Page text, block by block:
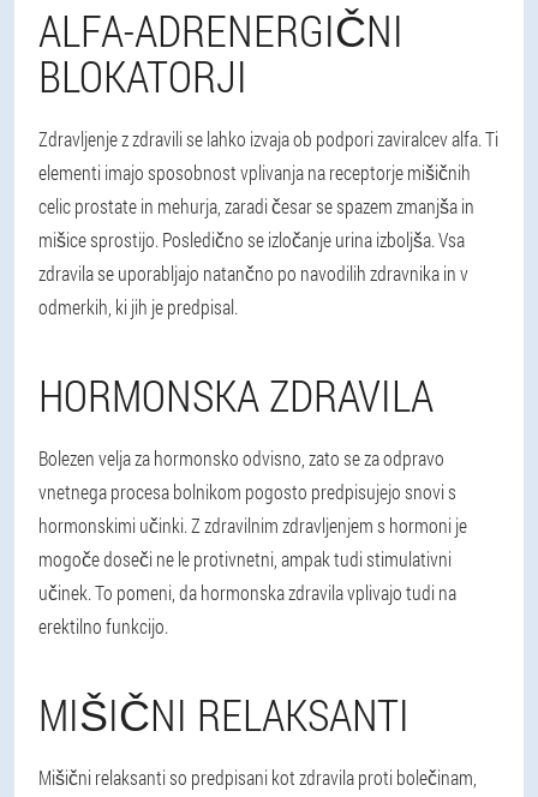
ALFA-ADRENERGIČNI
BLOKATORJI
Zdravljenje z zdravili se lahko izvaja ob podpori zaviralcev alfa. Ti
elementi imajo sposobnost vplivanja na receptorje mišičnih
celic prostate in mehurja, zaradi česar se spazem zmanjša in
mišice sprostijo. Posledično se izločanje urina izboljša. Vsa
zdravila se uporabljajo natančno po navodilih zdravnika in v
odmerkih, ki jih je predpisal.
HORMONSKA ZDRAVILA
Bolezen velja za hormonsko odvisno, zato se za odpravo
vnetnega procesa bolnikom pogosto predpisujejo snovi s
hormonskimi učinki. Z zdravilnim zdravljenjem s hormoni je
mogoče doseči ne le protivnetni, ampak tudi stimulativni
učinek. To pomeni, da hormonska zdravila vplivajo tudi na
erektilno funkcijo.
MIŠIČNI RELAKSANTI
Mišični relaksanti so predpisani kot zdravila proti bolečinam,